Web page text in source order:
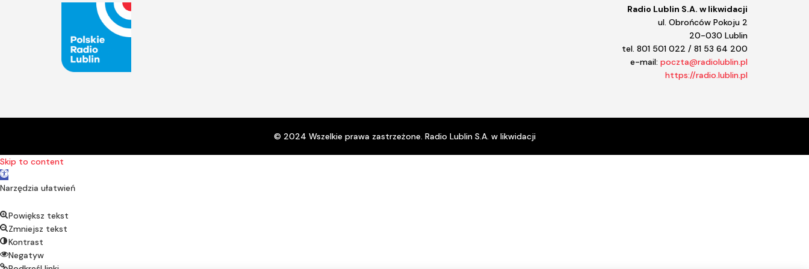
Radio Lublin S.A. w likwidacji
ul. Obrońców Pokoju 2
20-030 Lublin
tel. 801 501 022 / 81 53 64 200
e-mail: poczta@radiolublin.pl
https://radio.lublin.pl
© 2024 Wszelkie prawa zastrzeżone. Radio Lublin S.A. w likwidacji
Skip to content
Open toolbar
Narzędzia ułatwień
Powiększ tekst
Zmniejsz tekst
Kontrast
Negatyw